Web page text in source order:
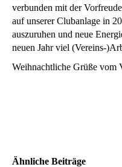
verbunden mit der
auf unserer Clubanlage in
auszuruhen und neue
neuen Jahr viel (Vereins-
Weihnachtliche Grüße vom
Ähnliche Beiträge